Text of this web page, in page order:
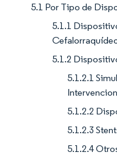
5.1 Por Tipo de
5.1.1
5.1.2
5.1.2.1
5.1.2.2
5.1.2.3
5.1.2.4